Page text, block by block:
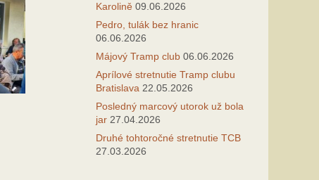
Karolině 09.06.2026
Pedro, tulák bez hranic
06.06.2026
Májový Tramp club 06.06.2026
Aprílové stretnutie Tramp clubu
Bratislava 22.05.2026
Posledný marcový utorok už bola
jar 27.04.2026
Druhé tohtoročné stretnutie TCB
27.03.2026